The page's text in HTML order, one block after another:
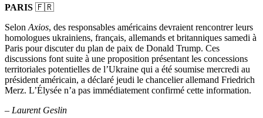
PARIS 🇫🇷
Selon Axios, des responsables américains devraient rencontrer leurs
homologues ukrainiens, français, allemands et britanniques samedi à
Paris pour discuter du plan de paix de Donald Trump. Ces
discussions font suite à une proposition présentant les concessions
territoriales potentielles de l’Ukraine qui a été soumise mercredi au
président américain, a déclaré jeudi le chancelier allemand Friedrich
Merz. L’Élysée n’a pas immédiatement confirmé cette information.
– Laurent Geslin